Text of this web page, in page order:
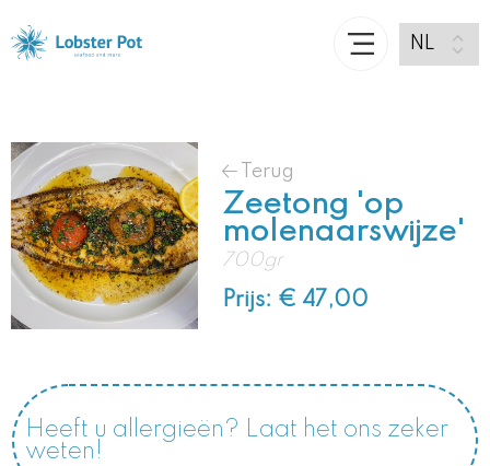
Terug
Zeetong 'op
molenaarswijze'
700gr
Prijs: € 47,00
Heeft u allergieën? Laat het ons zeker
weten!